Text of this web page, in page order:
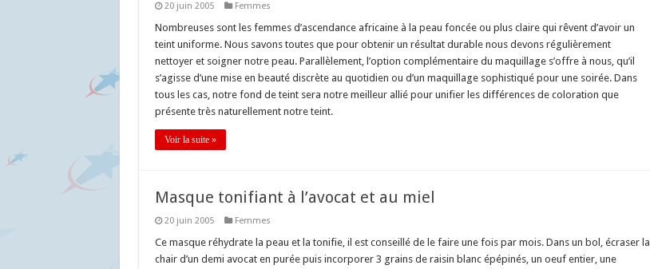
20 juin 2005 Femmes
Nombreuses sont les femmes d’ascendance africaine à la peau foncée ou plus claire qui rêvent d’avoir un
teint uniforme. Nous savons toutes que pour obtenir un résultat durable nous devons régulièrement
nettoyer et soigner notre peau. Parallèlement, l’option complémentaire du maquillage s’offre à nous, qu’il
s’agisse d’une mise en beauté discrète au quotidien ou d’un maquillage sophistiqué pour une soirée. Dans
tous les cas, notre fond de teint sera notre meilleur allié pour unifier les différences de coloration que
présente très naturellement notre teint.
Voir la suite »
Masque tonifiant à l’avocat et au miel
20 juin 2005 Femmes
Ce masque réhydrate la peau et la tonifie, il est conseillé de le faire une fois par mois. Dans un bol, écraser la
chair d’un demi avocat en purée puis incorporer 3 grains de raisin blanc épépinés, un oeuf entier, une